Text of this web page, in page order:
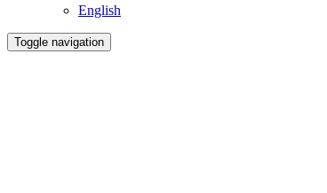
English
Toggle navigation